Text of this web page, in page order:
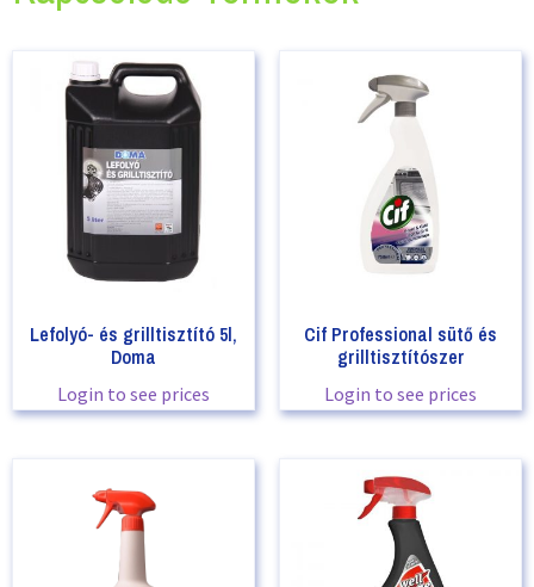
Lefolyó- és grilltisztító 5l,
Doma
Login to see prices
Cif Professional sütő és
grilltisztítószer
Login to see prices